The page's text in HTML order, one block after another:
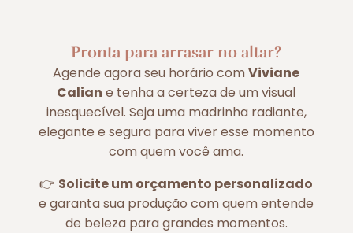
Pronta para arrasar no altar?
Agende agora seu horário comViviane
Calian e tenha a certeza de um visual
inesquecível. Seja uma madrinha radiante,
elegante e segura para viver esse momento
com quem você ama.
👉 Solicite um orçamento personalizado
e garanta sua produção com quem entende
de beleza para grandes momentos.